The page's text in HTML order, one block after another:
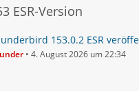
ESR-Version
153.0.2 ESR
4. August 2026 um 22:34